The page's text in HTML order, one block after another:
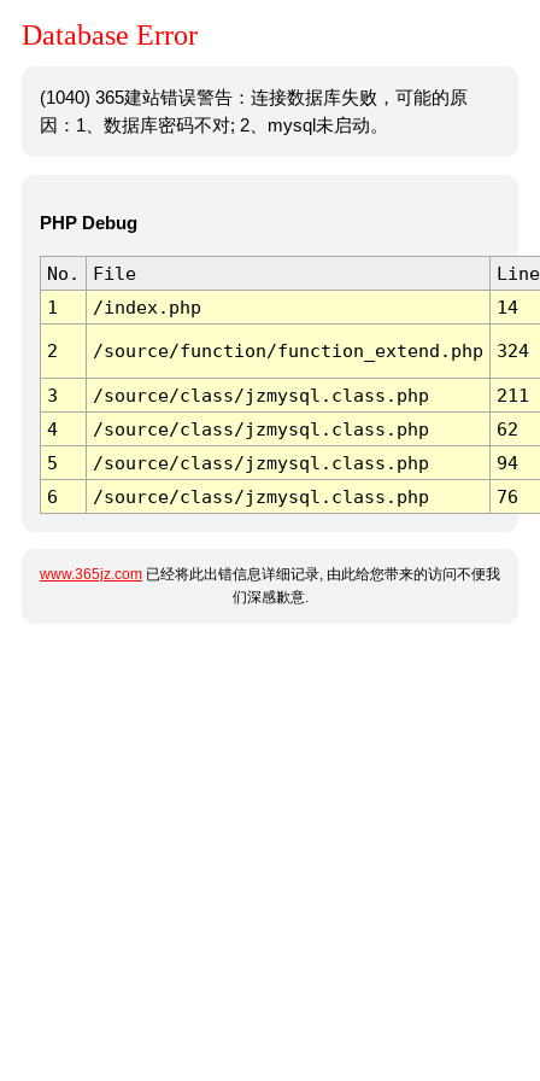
Database Error
(1040) 365建站错误警告：连接数据库失败，可能的原
因：1、数据库密码不对; 2、mysql未启动。
PHP Debug
No. File
Line
1
/index.php 14
2 /source/function/function_extend.php 324
3 /source/class/jzmysql.class.php
211
4
/source/class/jzmysql.class.php
62
5
/source/class/jzmysql.class.php
94
6
/source/class/jzmysql.class.php 76
www.365jz.com 已经将此出错信息详细记录, 由此给您带来的访问不便我
们深感歉意.